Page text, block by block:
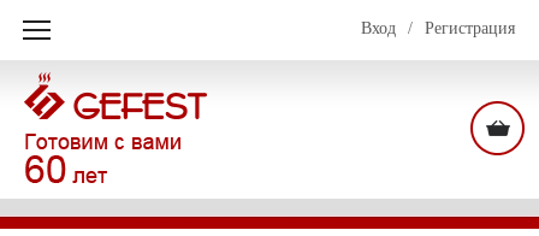
Вход / Регистрация